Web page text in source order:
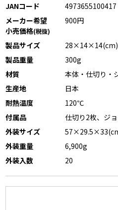
JANコード
4973655100417
メーカー希望
小売価格(税抜)
900円
製品サイズ
28×14×14(cm)
製品重量
300g
材質
本体・仕切り・
生産地
日本
耐熱温度
120℃
付属品
仕切り2枚、ジ
外装サイズ
外装重量
6,900g
外装入数
20